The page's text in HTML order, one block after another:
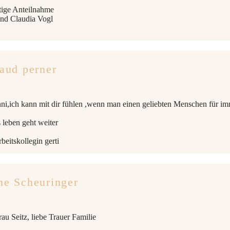
Anteilnahme
Claudia Vogl
perner
kann mit dir fühlen ,wenn man einen geliebten Menschen für
leben geht weiter
gerti
Scheuringer
Seitz, liebe Trauer Familie